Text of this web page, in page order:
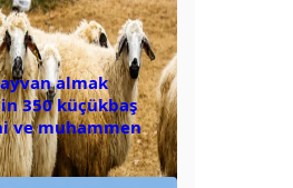
almak
350 küçükbaş
ve muhammen